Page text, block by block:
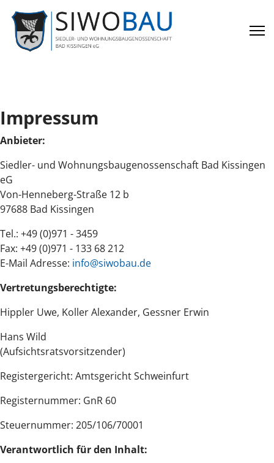
Impressum
Anbieter:
Siedler- und Wohnungsbaugenossenschaft Bad Kissingen
eG
Von-Henneberg-Straße 12 b
97688 Bad Kissingen
Tel.: +49 (0)971 - 3459
Fax: +49 (0)971 - 133 68 212
E-Mail Adresse: info@siwobau.de
Vertretungsberechtigte:
Hippler Uwe, Koller Alexander, Gessner Erwin
Hans Wild
(Aufsichtsratsvorsitzender)
Registergericht: Amtsgericht Schweinfurt
Registernummer: GnR 60
Steuernummer: 205/106/70001
Verantwortlich für den Inhalt: